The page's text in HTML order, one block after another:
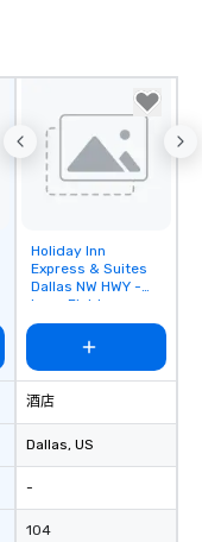
Removed from
favorites
Holiday Inn
Express & Suites
Dallas NW HWY -
Love Field
酒店
Dallas, US
-
104